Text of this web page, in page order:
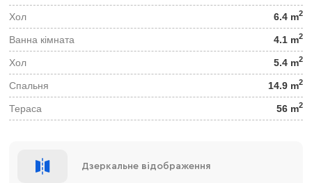
Хол 6.4 m2
Ванна кімната 4.1 m2
Хол 5.4 m2
Спальня 14.9 m2
Тераса 56 m2
Дзеркальне відображення